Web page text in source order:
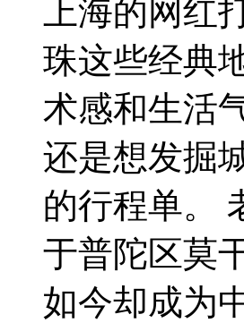
上海的网红
珠这些经典
术感和生活
还是想发掘
的行程单。
于普陀区莫
如今却成为